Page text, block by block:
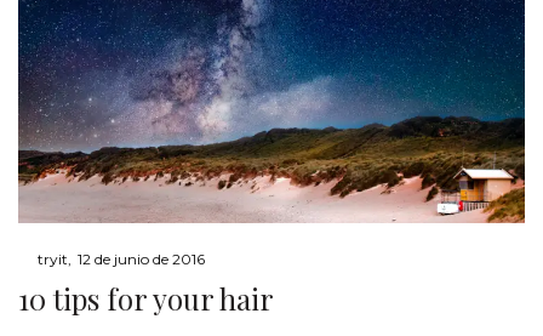
bytryit Posted
12 de junio de 2016
10 tips for your hair